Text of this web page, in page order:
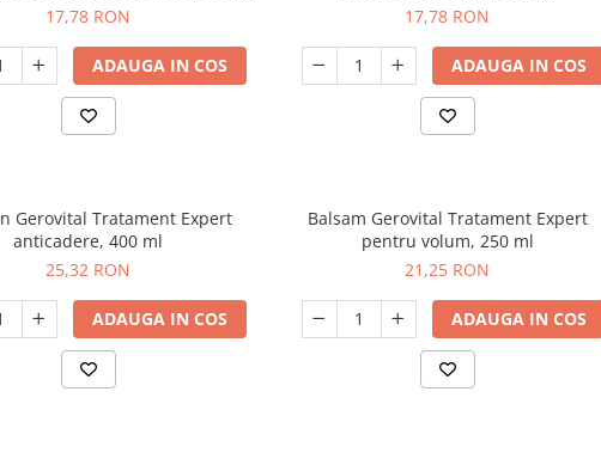
17,78 RON
ADAUGA IN COS
17,78 RON
ADAUGA IN COS
Gerovital Tratament Expert
anticadere, 400 ml
25,32 RON
ADAUGA IN COS
Balsam Gerovital Tratament Expert
pentru volum, 250 ml
21,25 RON
ADAUGA IN COS